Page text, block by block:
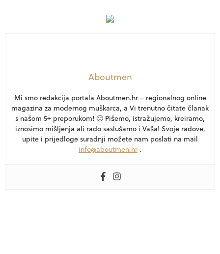
Aboutmen
Mi smo redakcija portala Aboutmen.hr – regionalnog online
magazina za modernog muškarca, a Vi trenutno čitate članak
s našom 5+ preporukom! 🙂 Pišemo, istražujemo, kreiramo,
iznosimo mišljenja ali rado saslušamo i Vaša! Svoje radove,
upite i prijedloge suradnji možete nam poslati na mail
info@aboutmen.hr .